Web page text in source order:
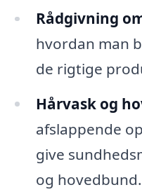
Rådgivning
hvordan man
de rigtige
Hårvask og
afslappende
give
og hovedbund.